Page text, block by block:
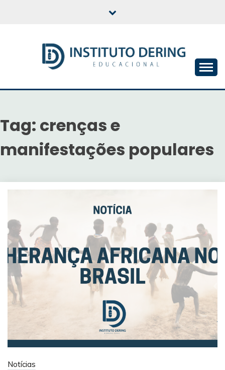
INSTITUTO DERING
Tag: crenças e
manifestações populares
Notícias